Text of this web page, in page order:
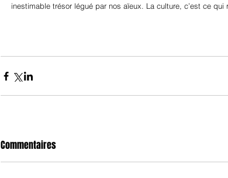
inestimable trésor légué par nos aïeux. La culture, c’est ce
Commentaires